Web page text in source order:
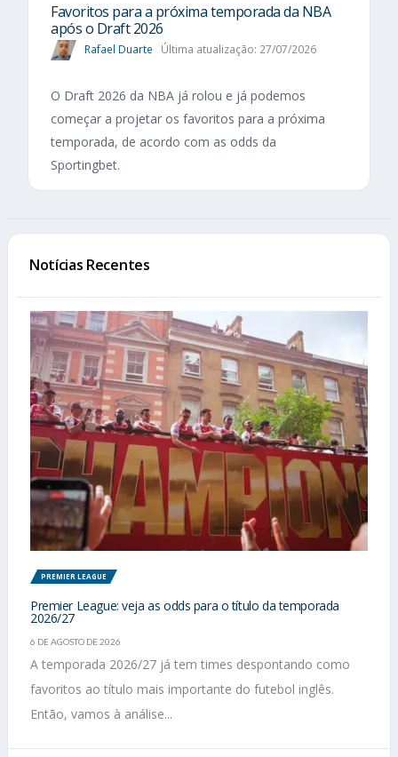
Favoritos para a próxima temporada da NBA
após o Draft 2026
Rafael Duarte Última atualização: 27/07/2026
O Draft 2026 da NBA já rolou e já podemos
começar a projetar os favoritos para a próxima
temporada, de acordo com as odds da
Sportingbet.
Notícias Recentes
PREMIER LEAGUE
Premier League: veja as odds para o título da temporada
2026/27
6 DE AGOSTO DE 2026
A temporada 2026/27 já tem times despontando como
favoritos ao título mais importante do futebol inglês.
Então, vamos à análise...